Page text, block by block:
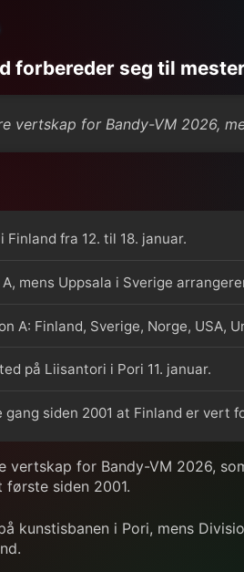
forbereder seg til
vertskap for Bandy-VM 2026,
fra 12. til 18. januar.
mens Uppsala i Sverige
A: Finland, Sverige, Norge, USA,
på Liisantori i Pori 11. januar.
siden 2001 at Finland er vert
for Bandy-VM 2026,
første siden 2001.
kunstisbanen i Pori, mens